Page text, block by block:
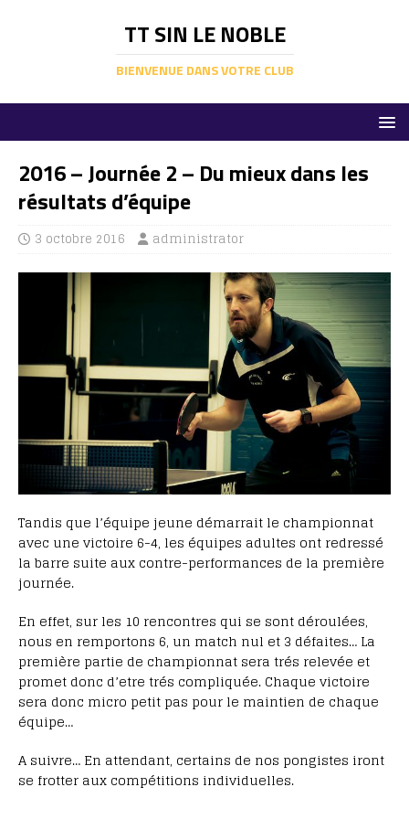
TT SIN LE NOBLE
BIENVENUE DANS VOTRE CLUB
2016 – Journée 2 – Du mieux dans les
résultats d’équipe
3 octobre 2016 administrator
Tandis que l’équipe jeune démarrait le championnat
avec une victoire 6-4, les équipes adultes ont redressé
la barre suite aux contre-performances de la première
journée.
En effet, sur les 10 rencontres qui se sont déroulées,
nous en remportons 6, un match nul et 3 défaites… La
première partie de championnat sera trés relevée et
promet donc d’etre trés compliquée. Chaque victoire
sera donc micro petit pas pour le maintien de chaque
équipe…
A suivre… En attendant, certains de nos pongistes iront
se frotter aux compétitions individuelles.